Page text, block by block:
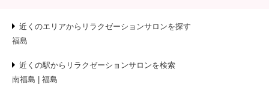
近くのエリアからリラクゼーションサロンを探す
福島
近くの駅からリラクゼーションサロンを検索
南福島
福島